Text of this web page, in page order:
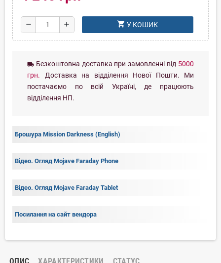
remove add shopping_cart У КОШИК
local_shipping Безкоштовна доставка при замовленні від 5000
грн. Доставка на відділення Нової Пошти. Ми
постачаємо по всій Україні, де працюють
відділення НП.
Брошура Mission Darkness (English)
Відео. Огляд Mojave Faraday Phone
Відео. Огляд Mojave Faraday Tablet
Посилання на сайт вендора
ОПИС ХАРАКТЕРИСТИКИ СТАТУС